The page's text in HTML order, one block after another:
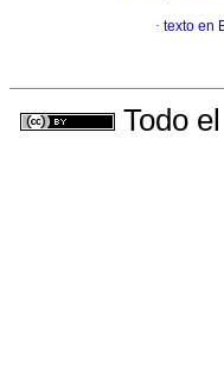
· texto en
Todo